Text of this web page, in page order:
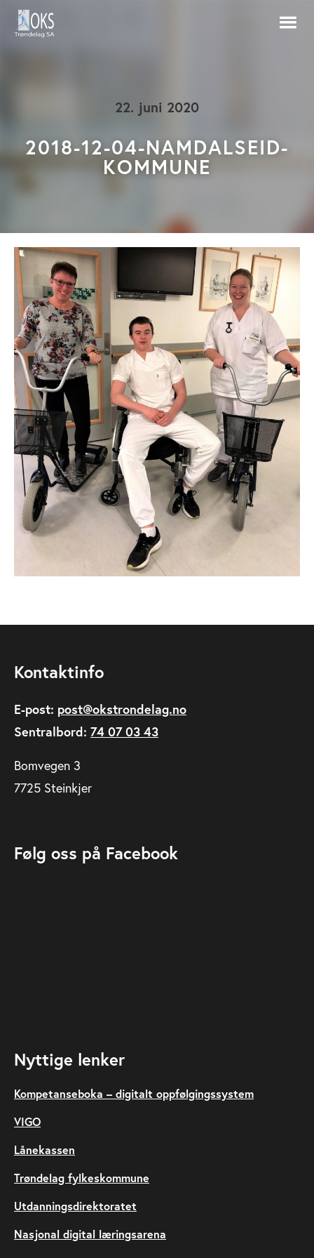
22. juni 2020
2018-12-04-NAMDALSEID-
KOMMUNE
Kontaktinfo
E-post: post@okstrondelag.no
Sentralbord: 74 07 03 43
Bomvegen 3
7725 Steinkjer
Følg oss på Facebook
Nyttige lenker
Kompetanseboka – digitalt oppfølgingssystem
VIGO
Lånekassen
Trøndelag fylkeskommune
Utdanningsdirektoratet
Nasjonal digital læringsarena